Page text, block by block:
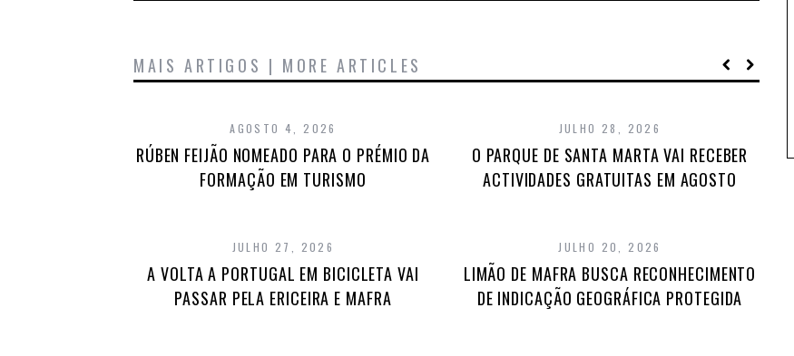
MAIS ARTIGOS | MORE ARTICLES
AGOSTO 4, 2026
RÚBEN FEIJÃO NOMEADO PARA O PRÉMIO DA
FORMAÇÃO EM TURISMO
JULHO 28, 2026
O PARQUE DE SANTA MARTA VAI RECEBER
ACTIVIDADES GRATUITAS EM AGOSTO
JULHO 27, 2026
A VOLTA A PORTUGAL EM BICICLETA VAI
PASSAR PELA ERICEIRA E MAFRA
JULHO 20, 2026
LIMÃO DE MAFRA BUSCA RECONHECIMENTO
DE INDICAÇÃO GEOGRÁFICA PROTEGIDA